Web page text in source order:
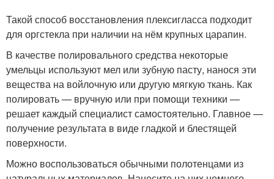
Такой способ восстановления плексигласса подходит
для оргстекла при наличии на нём крупных царапин.
В качестве полировального средства некоторые
умельцы используют мел или зубную пасту, нанося эти
вещества на войлочную или другую мягкую ткань. Как
полировать — вручную или при помощи техники —
решает каждый специалист самостоятельно. Главное —
получение результата в виде гладкой и блестящей
поверхности.
Можно воспользоваться обычными полотенцами из